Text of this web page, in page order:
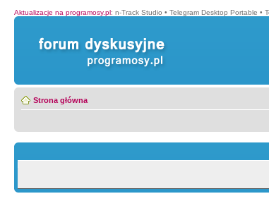
Aktualizacje na programosy.pl: n-Track Studio • Telegram Desktop Portable •
Strona główna